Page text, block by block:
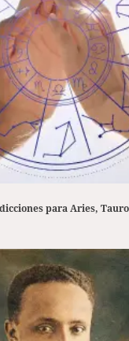
para Aries,